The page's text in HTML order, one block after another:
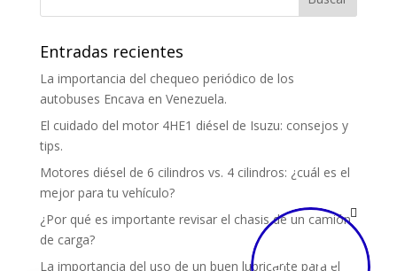
Entradas recientes
La importancia del chequeo periódico de los
autobuses Encava en Venezuela.
El cuidado del motor 4HE1 diésel de Isuzu: consejos y
tips.
Motores diésel de 6 cilindros vs. 4 cilindros: ¿cuál es el
mejor para tu vehículo?
¿Por qué es importante revisar el chasis de un camión
de carga?
La importancia del uso de un buen lubricante para el
EP-1000